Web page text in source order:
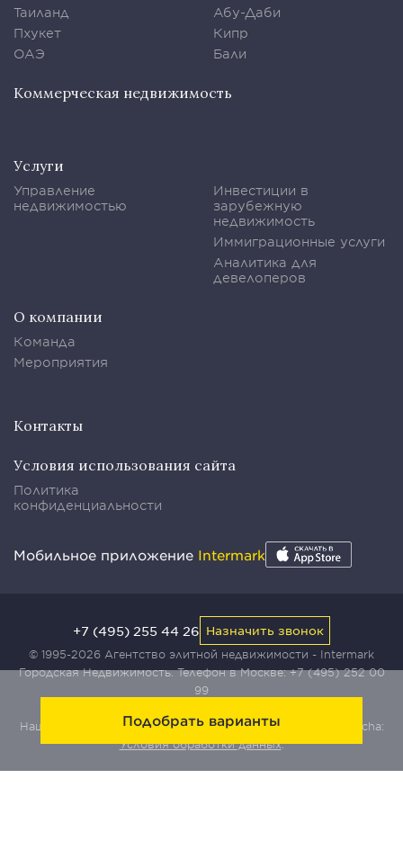
Подобрать варианты
Таиланд
Пхукет
ОАЭ
Абу-Даби
Кипр
Бали
Коммерческая недвижимость
Услуги
Управление
недвижимостью
Инвестиции в
зарубежную
недвижимость
Иммиграционные услуги
Аналитика для
девелоперов
О компании
Команда
Мероприятия
Контакты
Условия использования сайта
Политика
конфиденциальности
Мобильное приложение Intermark
© 1995-2026 Агентство элитной недвижимости - Intermark
Городская Недвижимость. Телефон в Москве:+7 (495) 252 00
99
Наш сайт защищен с помощью сервиса Yandex SmartCaptcha:
Условия обработки данных.
+7 (495) 255 44 26 Назначить звонок